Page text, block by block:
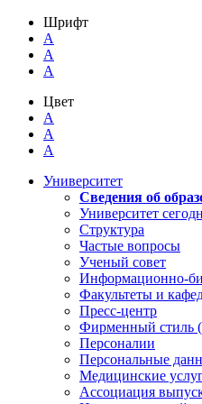
Шрифт
A
A
A
Цвет
A
A
A
Университет
Сведения об
Университет
Структура
Частые вопросы
Ученый совет
Информационно-
Факультеты и
Пресс-центр
Фирменный стиль
Персоналии
Персональные
Медицинские
Ассоциация